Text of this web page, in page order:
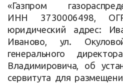
«Газпром
ИНН 3730006498,
юридический адрес:
Иваново, ул.
генерального
Владимировича, об
сервитута для